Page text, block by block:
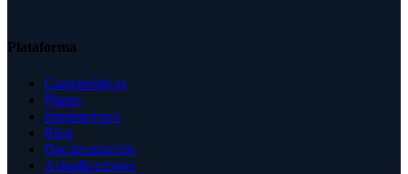
Plataforma
Características
Planes
Integraciones
Blog
Documentación
Actualizaciones